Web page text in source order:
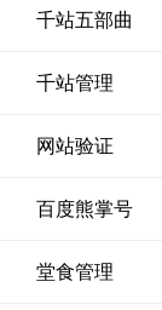
千站五部曲
千站管理
网站验证
百度熊掌号
堂食管理